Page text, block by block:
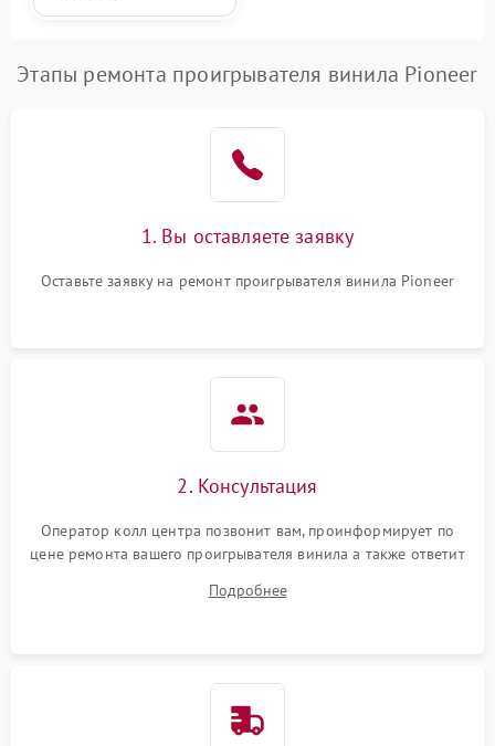
Этапы ремонта проигрывателя винила Pioneer
1. Вы оставляете заявку
Оставьте заявку на ремонт проигрывателя винила Pioneer
2. Консультация
Оператор колл центра позвонит вам, проинформирует по
цене ремонта вашего проигрывателя винила а также ответит
Подробнее